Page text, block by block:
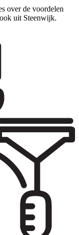
over de voordelen
uit Steenwijk.